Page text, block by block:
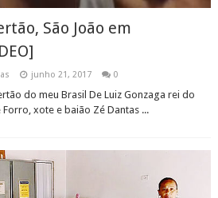
São João em
junho 21, 2017 0
do meu Brasil De Luiz Gonzaga rei do
xote e baião Zé Dantas ...